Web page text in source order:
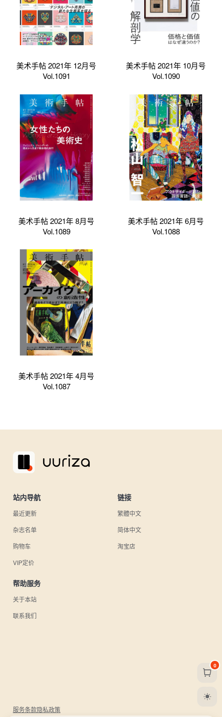
美术手帖 2021年 12月号
Vol.1091
美术手帖 2021年 10月号
Vol.1090
美术手帖 2021年 8月号
Vol.1089
美术手帖 2021年 6月号
Vol.1088
美术手帖 2021年 4月号
Vol.1087
站内导航
最近更新
杂志名单
购物车
VIP定价
链接
繁體中文
简体中文
淘宝店
帮助服务
关于本站
联系我们
服务条款隐私政策
0